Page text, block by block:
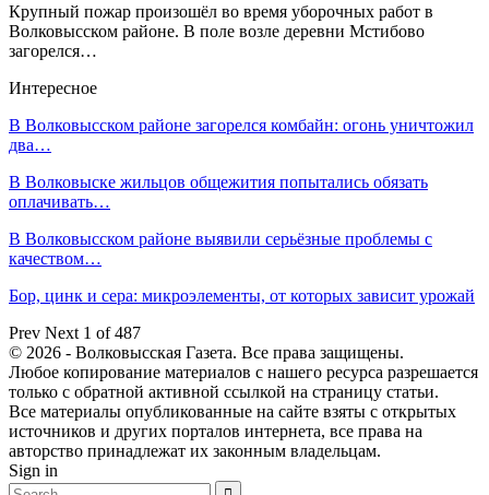
Крупный пожар произошёл во время уборочных работ в
Волковысском районе. В поле возле деревни Мстибово
загорелся…
Интересное
В Волковысском районе загорелся комбайн: огонь уничтожил
два…
В Волковыске жильцов общежития попытались обязать
оплачивать…
В Волковысском районе выявили серьёзные проблемы с
качеством…
Бор, цинк и сера: микроэлементы, от которых зависит урожай
Prev Next 1 of 487
© 2026 - Волковысская Газета. Все права защищены.
Любое копирование материалов с нашего ресурса разрешается
только с обратной активной ссылкой на страницу статьи.
Все материалы опубликованные на сайте взяты с открытых
источников и других порталов интернета, все права на
авторство принадлежат их законным владельцам.
Sign in